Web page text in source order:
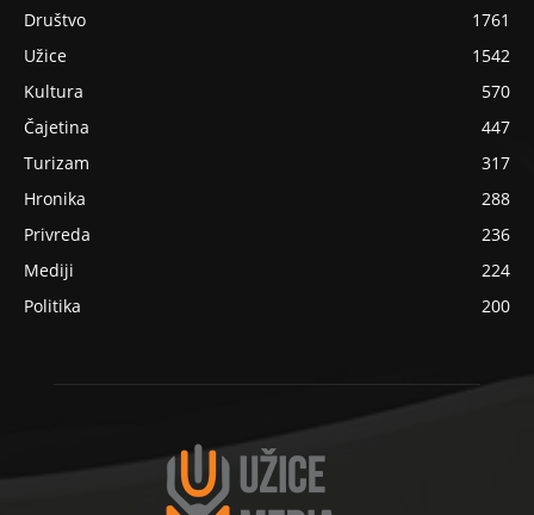
Društvo
1761
Užice
1542
Kultura
570
Čajetina
447
Turizam
317
Hronika
288
Privreda
236
Mediji
224
Politika
200